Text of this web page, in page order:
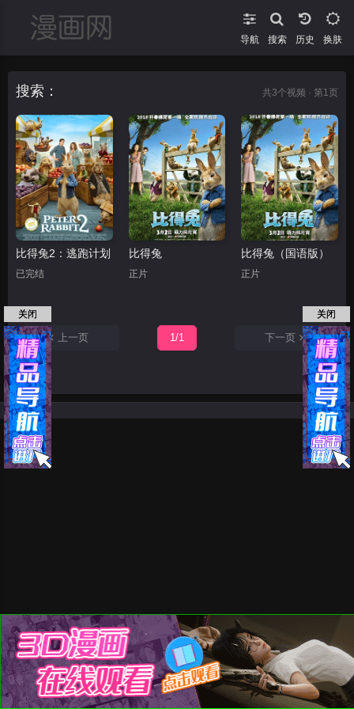
导航 搜索 换肤
搜索： 共3个视频 · 第1页
比得兔2：逃跑计划
已完结
比得兔
正片
比得兔（国语版）
正片
上一页 1/1 下一页
关闭 关闭